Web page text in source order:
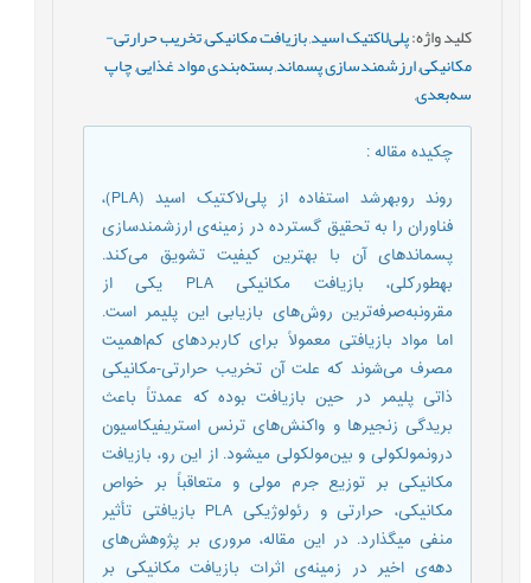
کلید واژه:پلی‌لاکتیک اسید,بازیافت مکانیکی,تخریب حرارتی-
مکانیکی,ارزشمندسازی پسماند,بسته‌بندی مواد غذایی,چاپ
سه‌بعدی,
چکیده مقاله:
روند روبهرشد استفاده از پلی‌لاکتیک اسید (PLA)،
فناوران را به تحقیق گسترده در زمینه‌ی ارزشمندسازی
پسماندهای آن با بهترین کیفیت تشویق می‌کند.
بهطورکلی، بازیافت مکانیکی PLA یکی از
مقرونبه‌صرفه‌ترین روش‌های بازیابی این پلیمر است.
اما مواد بازیافتی معمولاً برای کاربردهای کم‌اهمیت
مصرف می‌شوند که علت آن تخریب حرارتی-مکانیکی
ذاتی پلیمر در حین بازیافت بوده که عمدتاً باعث
بریدگی زنجیرها و واکنش‌های ترنس استریفیکاسیون
درونمولکولی و بین‌مولکولی میشود. از این رو، بازیافت
مکانیکی بر توزیع جرم مولی و متعاقباً بر خواص
مکانیکی، حرارتی و رئولوژیکی PLA بازیافتی تأثیر
منفی میگذارد. در این مقاله، مروری بر پژوهش‌های
دهه‌ی اخیر در زمینه‌ی اثرات بازیافت مکانیکی بر